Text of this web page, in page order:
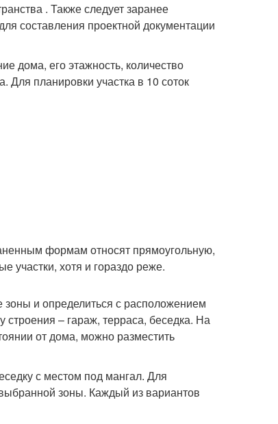
. Также следует заранее
составления проектной документации
дома, его этажность, количество
Для планировки участка в 10 соток
формам относят прямоугольную,
участки, хотя и гораздо реже.
и определиться с расположением
– гараж, терраса, беседка. На
от дома, можно разместить
с местом под мангал. Для
зоны. Каждый из вариантов